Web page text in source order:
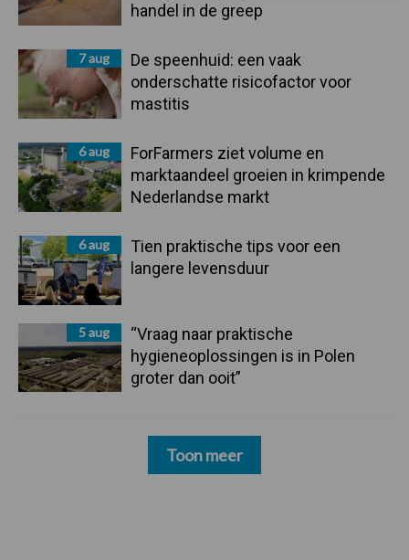
handel in de greep
7 aug
De speenhuid: een vaak
onderschatte risicofactor voor
mastitis
6 aug
ForFarmers ziet volume en
marktaandeel groeien in krimpende
Nederlandse markt
6 aug
Tien praktische tips voor een
langere levensduur
5 aug
“Vraag naar praktische
hygieneoplossingen is in Polen
groter dan ooit”
Toon meer